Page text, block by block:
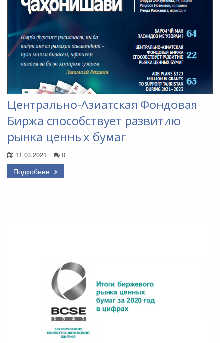
Центрально-Азиатская Фондовая
Биржа способствует развитию
рынка ценных бумаг
11.03.2021 0
Подробнее